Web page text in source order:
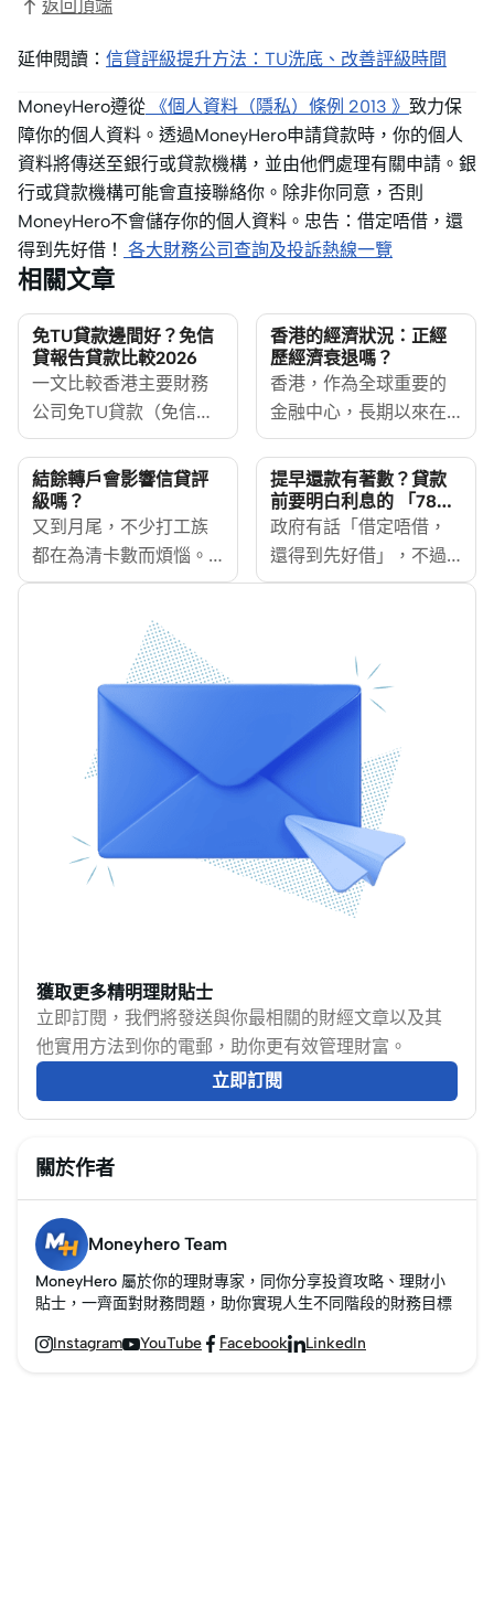
返回頂端
延伸閱讀： 信貸評級提升方法：TU洗底、改善評級時間
MoneyHero遵從 《個人資料（隱私）條例 2013 》 致力保
障你的個人資料。透過MoneyHero申請貸款時，你的個人
資料將傳送至銀行或貸款機構，並由他們處理有關申請。銀
行或貸款機構可能會直接聯絡你。除非你同意，否則
MoneyHero不會儲存你的個人資料。忠告：借定唔借，還
得到先好借！ 各大財務公司查詢及投訴熱線一覽
相關文章
免TU貸款邊間好？免信
貸報告貸款比較2026
一文比較香港主要財務
公司免TU貸款（免信貸
報告貸款）的申請門
檻、文件要求、貸款額
特性及適合人士，並拆
解免TU、免入息證明、
免文件、免露面四者分
別，助你揀啱最適合自
香港的經濟狀況：正經
歷經濟衰退嗎？
香港，作為全球重要的
金融中心，長期以來在
亞洲及世界經濟中占據
舉足輕重的地位。然
而，近年來，受到全球
經濟不確定性及內外多
重因素的影響，香港的
經濟發展面臨前所未有
經濟依然保持一定的增
長，但其增速顯著放
緩，尤其是在全球疫情
後的恢復過程中。本文
將基於最新的經濟數
據，探討香港是否正經
歷經濟衰退，並分析其
中的原因及未來的經濟
走向。
結餘轉戶會影響信貸評
級嗎？
又到月尾，不少打工族
都在為清卡數而煩惱。
如果每個月只還min
加霜。面對龐大利息、
清不完的債務，也許你
可以考慮結餘轉戶，將
現有的高利息信用卡債
務，轉移至享有低利息
優惠的信用卡，藉此省
下高額利息費用，更快
清還卡數。然而，結餘
轉戶是否真的百利無一
探討如何平衡還債與信
用，了解結餘轉戶風
險，助你聰明轉戶。
提早還款有著數？貸款
前要明白利息的 「78法
則」
政府有話「借定唔借，
還得到先好借」，不過
有時想提早還款，但又
息償還是按 「78法
則」，利息還款不是每
月固定，而每月減少。
MoneyHero今次會教大
家「78法則」原理，讓
大家學會計算提早還款
可以慳幾多息。
獲取更多精明理財貼士
立即訂閱，我們將發送與你最相關的財經文章以及其
他實用方法到你的電郵，助你更有效管理財富。
立即訂閱
關於作者
Moneyhero Team
MoneyHero 屬於你的理財專家，同你分享投資攻略、理財小
貼士，一齊面對財務問題，助你實現人生不同階段的財務目標
InstagramYouTube  FacebookLinkedIn